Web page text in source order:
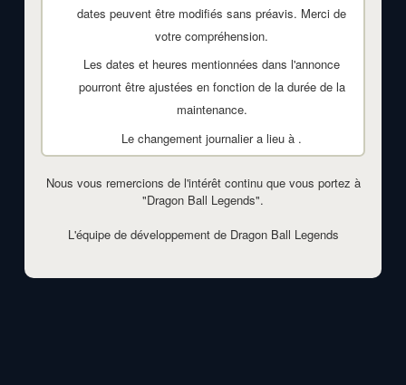
dates peuvent être modifiés sans préavis. Merci de
votre compréhension.
Les dates et heures mentionnées dans l'annonce
pourront être ajustées en fonction de la durée de la
maintenance.
Le changement journalier a lieu à .
Nous vous remercions de l'intérêt continu que vous portez à
"Dragon Ball Legends".
L'équipe de développement de Dragon Ball Legends